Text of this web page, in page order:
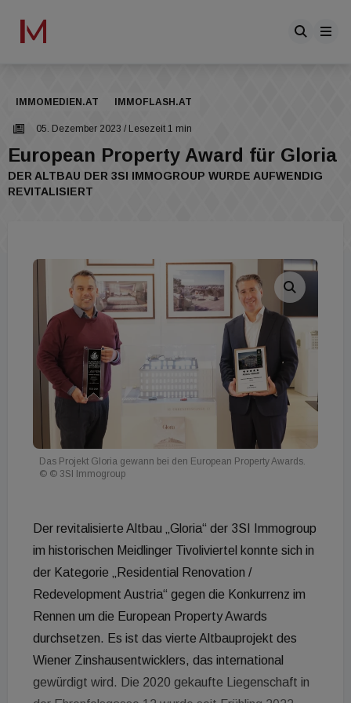
IMMOMEDIEN.AT IMMOFLASH.AT
05. Dezember 2023 / Lesezeit 1 min
European Property Award für Gloria
DER ALTBAU DER 3SI IMMOGROUP WURDE AUFWENDIG
REVITALISIERT
Das Projekt Gloria gewann bei den European Property Awards.
© © 3SI Immogroup
Der revitalisierte Altbau „Gloria“ der 3SI Immogroup
im historischen Meidlinger Tivoliviertel konnte sich in
der Kategorie „Residential Renovation /
Redevelopment Austria“ gegen die Konkurrenz im
Rennen um die European Property Awards
durchsetzen. Es ist das vierte Altbauprojekt des
Wiener Zinshausentwicklers, das international
gewürdigt wird. Die 2020 gekaufte Liegenschaft in